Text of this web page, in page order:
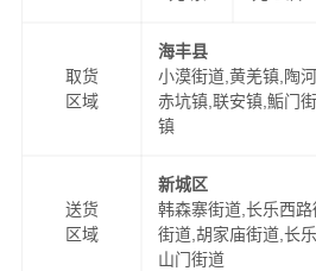
取货
区域
海丰县
小漠街道,黄羌镇,陶
赤坑镇,联安镇,鮜门
镇
送货
区域
新城区
韩森寨街道,长乐西
街道,胡家庙街道,长
山门街道